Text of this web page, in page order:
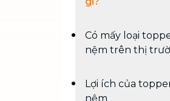
Có mấy loại
nệm trên thị
Lợi ích của
nệm